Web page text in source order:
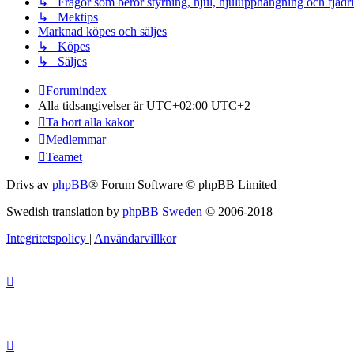
↳ Mektips
Marknad köpes och säljes
↳ Köpes
↳ Säljes
Forumindex
Alla tidsangivelser är UTC+02:00 UTC+2
Ta bort alla kakor
Medlemmar
Teamet
Drivs av phpBB® Forum Software © phpBB Limited
Swedish translation by phpBB Sweden © 2006-2018
Integritetspolicy | Användarvillkor